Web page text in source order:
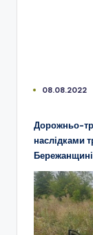
08.08.2022
Дорожньо-
наслідками